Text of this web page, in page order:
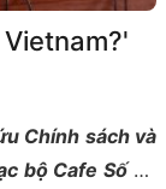
Chính sách và
bộ Cafe Số đã